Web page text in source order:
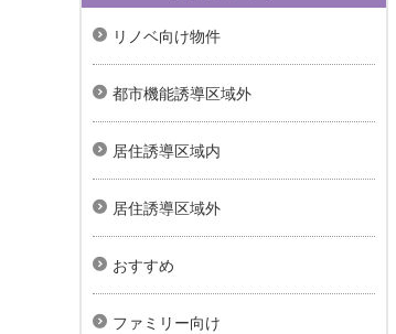
リノベ向け物件
都市機能誘導区域外
居住誘導区域内
居住誘導区域外
おすすめ
ファミリー向け